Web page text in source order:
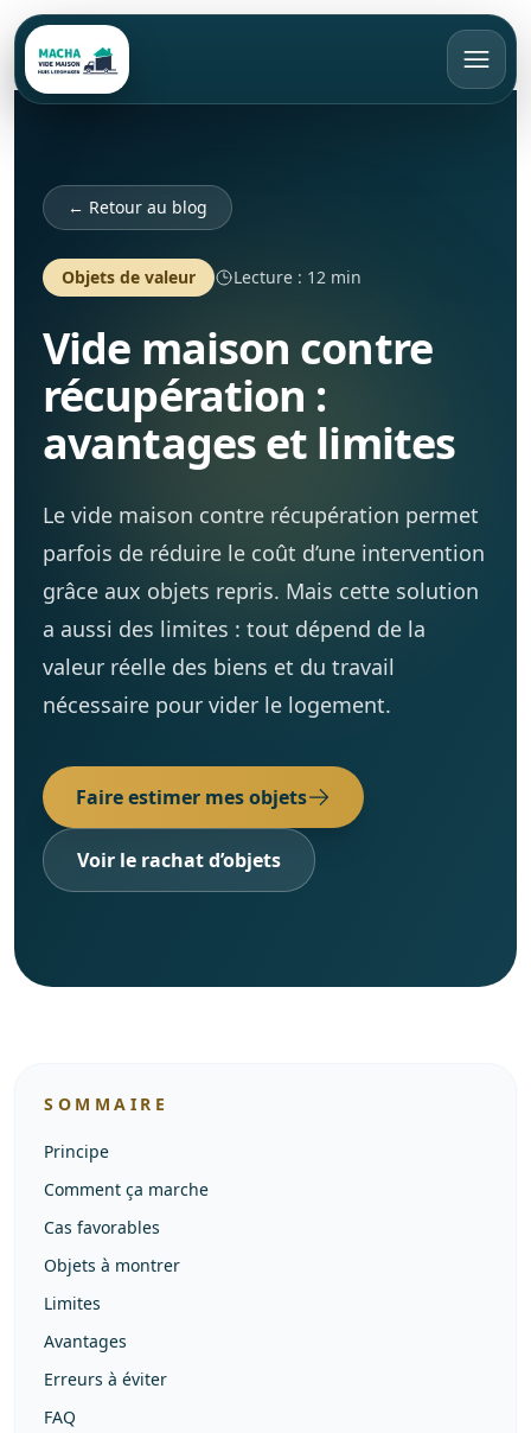
Appeler
Accueil
Vide maison
Bruxelles
Brabant Wallon
Brabant Flamand
Débarras
Appartement
Maison
Cave / Grenier / Garage
Rachat d’objets
Tarifs
Avis clients
Contact
← Retour au blog
Objets de valeur Lecture : 12 min
Vide maison contre
récupération :
avantages et limites
Le vide maison contre récupération permet
parfois de réduire le coût d’une intervention
grâce aux objets repris. Mais cette solution
a aussi des limites : tout dépend de la
valeur réelle des biens et du travail
nécessaire pour vider le logement.
Faire estimer mes objets
Voir le rachat d’objets
SOMMAIRE
Principe
Comment ça marche
Cas favorables
Objets à montrer
Limites
Avantages
Erreurs à éviter
FAQ